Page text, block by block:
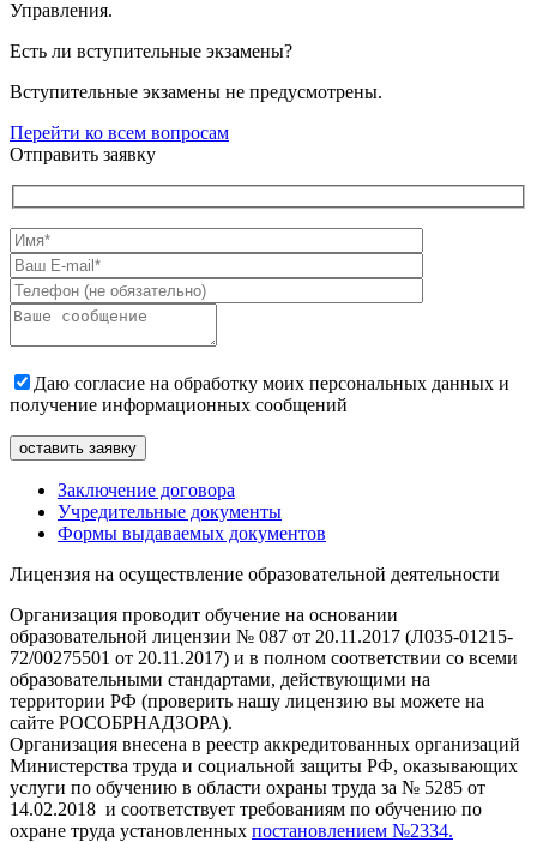
Управления.
Есть ли вступительные экзамены?
Вступительные экзамены не предусмотрены.
Перейти ко всем вопросам
Отправить заявку
Даю согласие на обработку моих персональных данных и
получение информационных сообщений
Заключение договора
Учредительные документы
Формы выдаваемых документов
Лицензия на осуществление образовательной деятельности
Организация проводит обучение на основании
образовательной лицензии № 087 от 20.11.2017 (Л035-01215-
72/00275501 от 20.11.2017) и в полном соответствии со всеми
образовательными стандартами, действующими на
территории РФ (проверить нашу лицензию вы можете на
сайте РОСОБРНАДЗОРА).
Организация внесена в реестр аккредитованных организаций
Министерства труда и социальной защиты РФ, оказывающих
услуги по обучению в области охраны труда за № 5285 от
14.02.2018 и соответствует требованиям по обучению по
охране труда установленных постановлением №2334.